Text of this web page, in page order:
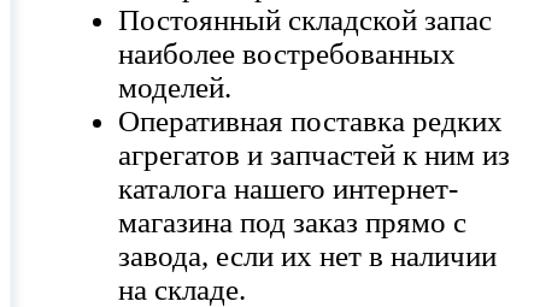
Постоянный складской запас
наиболее востребованных
моделей.
Оперативная поставка редких
агрегатов и запчастей к ним из
каталога нашего интернет-
магазина под заказ прямо с
завода, если их нет в наличии
на складе.